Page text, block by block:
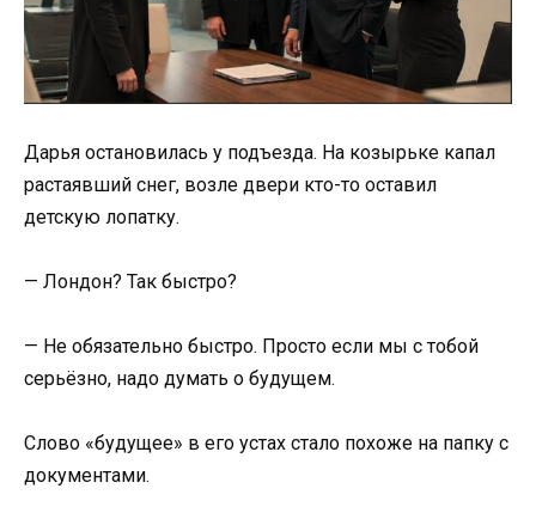
Дарья остановилась у подъезда. На козырьке капал
растаявший снег, возле двери кто-то оставил
детскую лопатку.
— Лондон? Так быстро?
— Не обязательно быстро. Просто если мы с тобой
серьёзно, надо думать о будущем.
Слово «будущее» в его устах стало похоже на папку с
документами.